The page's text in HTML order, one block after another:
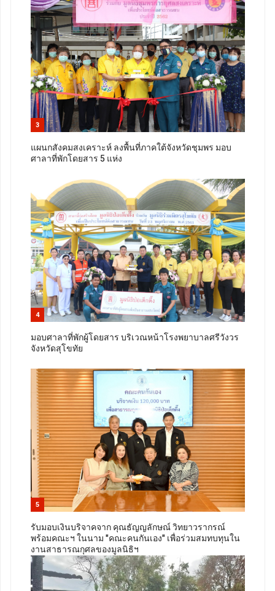
3
แผนกสังคมสงเคราะห์ ลงพื้นที่ภาคใต้จังหวัดชุมพร มอบ
ศาลาที่พักโดยสาร 5 แห่ง
4
มอบศาลาที่พักผู้โดยสาร บริเวณหน้าโรงพยาบาลศรีวังวร
จังหวัดสุโขทัย
5
รับมอบเงินบริจาคจาก คุณธัญญลักษณ์ วิทยาวรากรณ์
พร้อมคณะฯ ในนาม "คณะคนกันเอง" เพื่อร่วมสมทบทุนใน
งานสาธารณกุศลของมูลนิธิฯ